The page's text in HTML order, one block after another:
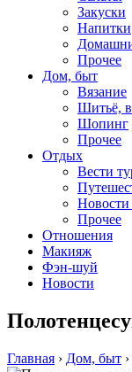
Закуски
Напитки
Прочее
Дом, быт
Вязание
Шитьё,
Шопинг
Прочее
Отдых
Вести
Новости
Прочее
Отношения
Макияж
Фэн-шуй
Новости
Главная › Дом, быт ›